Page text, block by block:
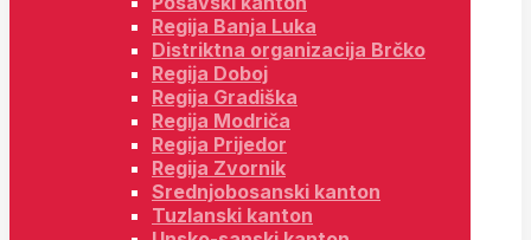
Regija Banja Luka
Distriktna organizacija Brčko
Regija Doboj
Regija Gradiška
Regija Modriča
Regija Prijedor
Regija Zvornik
Srednjobosanski kanton
Tuzlanski kanton